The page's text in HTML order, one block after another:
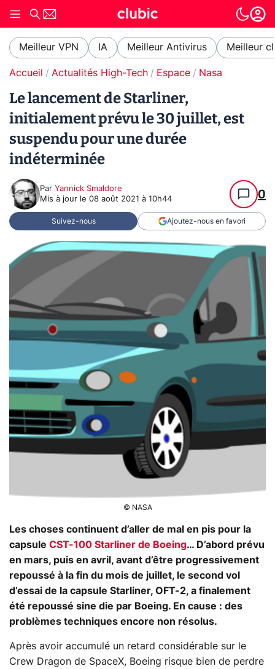
Meilleur VPN IA Meilleur Antivirus Meilleur
Accueil Actualités High-Tech Espace Nasa
Le lancement de Starliner,
initialement prévu le 30 juillet, est
suspendu pour une durée
indéterminée
Par Yannick Smaldore
Mis à jour le 08 août 2021 à 10h44 0
Suivez-nous Ajoutez-nous en favori
© NASA
Les choses continuent d’aller de mal en pis pour la
capsule CST-100 Starliner de Boeing… D’abord prévu
en mars, puis en avril, avant d’être progressivement
repoussé à la fin du mois de juillet, le second vol
d’essai de la capsule Starliner, OFT-2, a finalement
été repoussé sine die par Boeing. En cause : des
problèmes techniques encore non résolus.
Après avoir accumulé un retard considérable sur le
Crew Dragon de SpaceX, Boeing risque bien de perdre